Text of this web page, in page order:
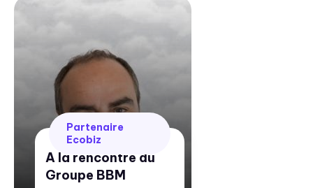
Partenaire
Ecobiz
A la rencontre du
Groupe BBM